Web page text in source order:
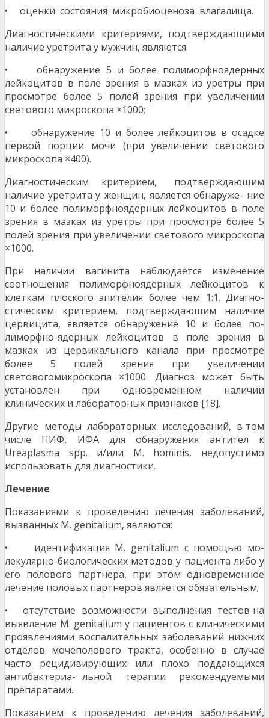
• оценки состояния микробиоценоза влагалища.
Диагностическими критериями, подтверждающими
наличие уретрита у мужчин, являются:
• обнаружение 5 и более полиморфноядерных
лейкоцитов в поле зрения в мазках из уретры при
просмотре более 5 полей зрения при увеличении
светового микроскопа ×1000;
• обнаружение 10 и более лейкоцитов в осадке
первой порции мочи (при увеличении светового
микроскопа ×400).
Диагностическим критерием, подтверждающим
наличие уретрита у женщин, является обнаруже- ние
10 и более полиморфноядерных лейкоцитов в поле
зрения в мазках из уретры при просмотре более 5
полей зрения при увеличении светового микроскопа
×1000.
При наличии вагинита наблюдается изменение
соотношения полиморфноядерных лейкоцитов к
клеткам плоского эпителия более чем 1:1. Диагно-
стическим критерием, подтверждающим наличие
цервицита, является обнаружение 10 и более по-
лиморфно-ядерных лейкоцитов в поле зрения в
мазках из цервикального канала при просмотре
более 5 полей зрения при увеличении
световогомикроскопа ×1000. Диагноз может быть
установлен при одновременном наличии
клинических и лабораторных признаков [18].
Другие методы лабораторных исследований, в том
числе ПИФ, ИФА для обнаружения антител к
Ureaplasma spp. и/или M. hominis, недопустимо
использовать для диагностики.
Лечение
Показаниями к проведению лечения заболеваний,
вызванных M. genitalium, являются:
• идентификация M. genitalium с помощью мо-
лекулярно-биологических методов у пациента либо у
его полового партнера, при этом одновременное
лечение половых партнеров является обязательным;
• отсутствие возможности выполнения тестов на
выявление M. genitalium у пациентов с клиническими
проявлениями воспалительных заболеваний нижних
отделов мочеполового тракта, особенно в случае
часто рецидивирующих или плохо поддающихся
антибактериа- льной терапии рекомендуемыми
препаратами.
Показанием к проведению лечения заболеваний,